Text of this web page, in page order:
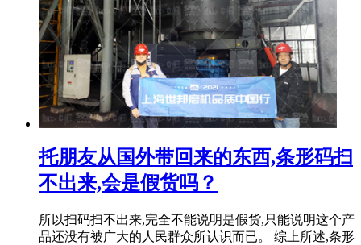
托朋友从国外带回来的东西,条形码扫
不出来,会是假货吗？
所以扫码扫不出来,完全不能说明是假货,只能说明这个产
品还没有被广大的人民群众所认识而已。 综上所述,条形